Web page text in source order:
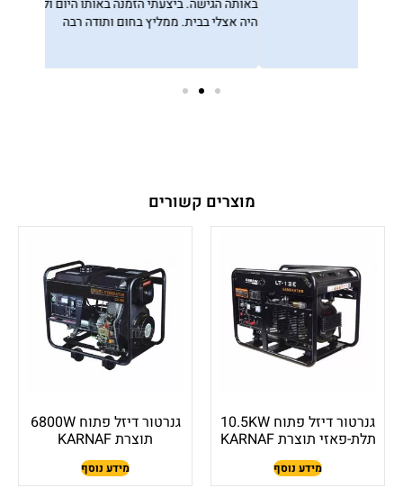
היה אצלי בבית. ממליץ בחום ותודה רבה
מוצרים קשורים
גנרטור דיזל פתוח 10.5KW
תלת-פאזי תוצרת KARNAF
מידע נוסף
גנרטור דיזל פתוח 6800W
תוצרת KARNAF
מידע נוסף